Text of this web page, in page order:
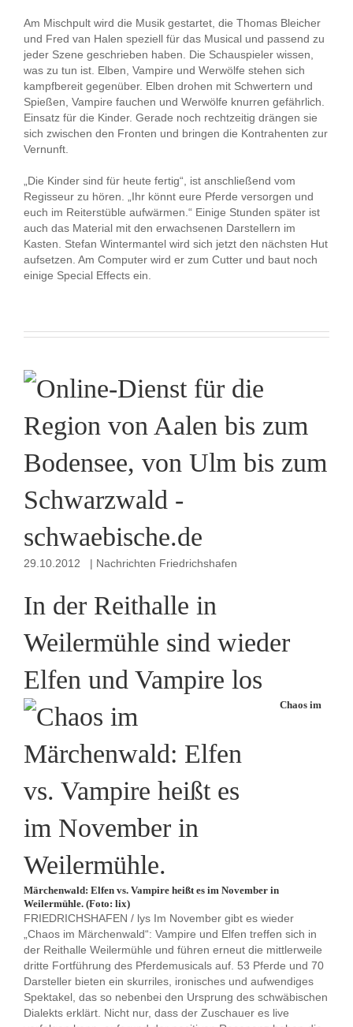
Am Mischpult wird die Musik gestartet, die Thomas Bleicher
und Fred van Halen speziell für das Musical und passend zu
jeder Szene geschrieben haben. Die Schauspieler wissen,
was zu tun ist. Elben, Vampire und Werwölfe stehen sich
kampfbereit gegenüber. Elben drohen mit Schwertern und
Spießen, Vampire fauchen und Werwölfe knurren gefährlich.
Einsatz für die Kinder. Gerade noch rechtzeitig drängen sie
sich zwischen den Fronten und bringen die Kontrahenten zur
Vernunft.
„Die Kinder sind für heute fertig“, ist anschließend vom
Regisseur zu hören. „Ihr könnt eure Pferde versorgen und
euch im Reiterstüble aufwärmen.“ Einige Stunden später ist
auch das Material mit den erwachsenen Darstellern im
Kasten. Stefan Wintermantel wird sich jetzt den nächsten Hut
aufsetzen. Am Computer wird er zum Cutter und baut noch
einige Special Effects ein.
29.10.2012 | Nachrichten Friedrichshafen
In der Reithalle in
Weilermühle sind wieder
Elfen und Vampire los
Chaos im
Märchenwald: Elfen vs. Vampire heißt es im November in
Weilermühle. (Foto: lix)
FRIEDRICHSHAFEN / lys Im November gibt es wieder
„Chaos im Märchenwald“: Vampire und Elfen treffen sich in
der Reithalle Weilermühle und führen erneut die mittlerweile
dritte Fortführung des Pferdemusicals auf. 53 Pferde und 70
Darsteller bieten ein skurriles, ironisches und aufwendiges
Spektakel, das so nebenbei den Ursprung des schwäbischen
Dialekts erklärt. Nicht nur, dass der Zuschauer es live